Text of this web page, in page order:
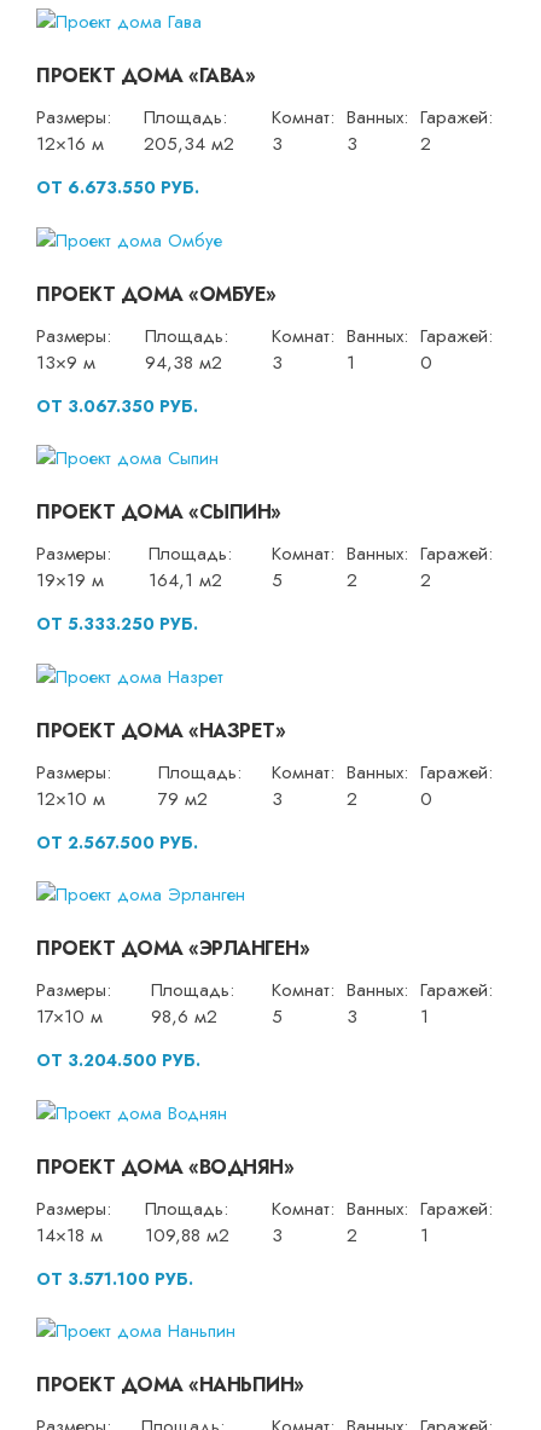
ПРОЕКТ ДОМА «ГАВА»
Размеры:
12×16 м
Площадь:
205,34 м2
Комнат:
3
Ванных:
3
Гаражей:
2
ОТ 6.673.550 РУБ.
ПРОЕКТ ДОМА «ОМБУЕ»
Размеры:
13×9 м
Площадь:
94,38 м2
Комнат:
3
Ванных:
1
Гаражей:
0
ОТ 3.067.350 РУБ.
ПРОЕКТ ДОМА «СЫПИН»
Размеры:
19×19 м
Площадь:
164,1 м2
Комнат:
5
Ванных:
2
Гаражей:
2
ОТ 5.333.250 РУБ.
ПРОЕКТ ДОМА «НАЗРЕТ»
Размеры:
12×10 м
Площадь:
79 м2
Комнат:
3
Ванных:
2
Гаражей:
0
ОТ 2.567.500 РУБ.
ПРОЕКТ ДОМА «ЭРЛАНГЕН»
Размеры:
17×10 м
Площадь:
98,6 м2
Комнат:
5
Ванных:
3
Гаражей:
1
ОТ 3.204.500 РУБ.
ПРОЕКТ ДОМА «ВОДНЯН»
Размеры:
14×18 м
Площадь:
109,88 м2
Комнат:
3
Ванных:
2
Гаражей:
1
ОТ 3.571.100 РУБ.
ПРОЕКТ ДОМА «НАНЬПИН»